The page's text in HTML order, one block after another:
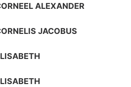
ALEXANDER
JACOBUS